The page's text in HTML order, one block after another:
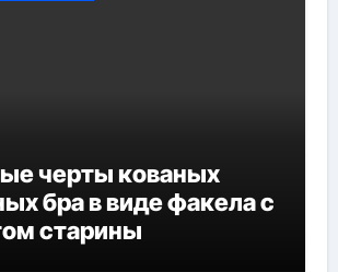
черты кованых
бра в виде факела с
старины